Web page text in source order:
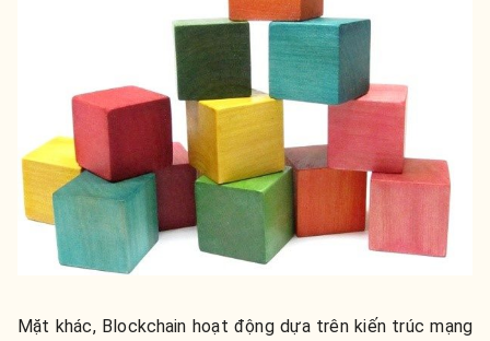
Mặt khác, Blockchain hoạt động dựa trên kiến trúc mạng